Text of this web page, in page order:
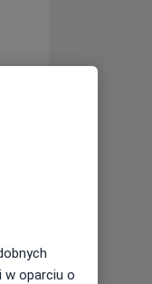
w oparciu o